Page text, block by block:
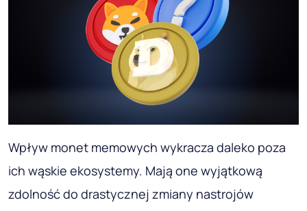
Wpływ monet memowych wykracza daleko poza
ich wąskie ekosystemy. Mają one wyjątkową
zdolność do drastycznej zmiany nastrojów